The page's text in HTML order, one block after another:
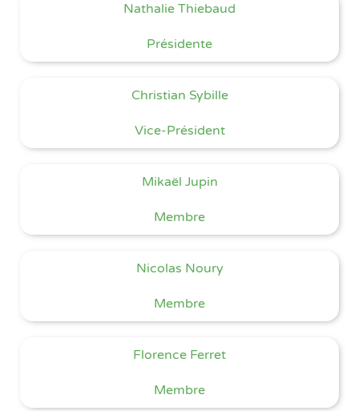
Nathalie Thiebaud
Présidente
Christian Sybille
Vice-Président
Mikaël Jupin
Membre
Nicolas Noury
Membre
Florence Ferret
Membre